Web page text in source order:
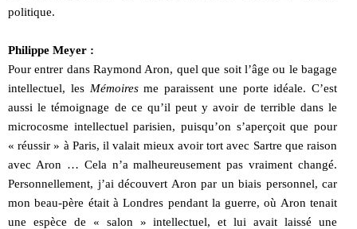
politique.
Philippe Meyer :
Pour entrer dans Raymond Aron, quel que soit l’âge ou le bagage
intellectuel, les Mémoiresme paraissent une porte idéale. C’est
aussi le témoignage de ce qu’il peut y avoir de terrible dans le
microcosme intellectuel parisien, puisqu’on s’aperçoit que pour
« réussir » à Paris, il valait mieux avoir tort avec Sartre que raison
avec Aron … Cela n’a malheureusement pas vraiment changé.
Personnellement, j’ai découvert Aron par un biais personnel, car
mon beau-père était à Londres pendant la guerre, où Aron tenait
une espèce de « salon » intellectuel, et lui avait laissé une